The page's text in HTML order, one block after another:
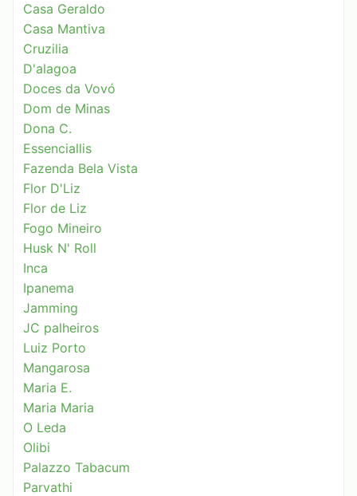
Casa Geraldo
Casa Mantiva
Cruzilia
D'alagoa
Doces da Vovó
Dom de Minas
Dona C.
Essenciallis
Fazenda Bela Vista
Flor D'Liz
Flor de Liz
Fogo Mineiro
Husk N' Roll
Inca
Ipanema
Jamming
JC palheiros
Luiz Porto
Mangarosa
Maria E.
Maria Maria
O Leda
Olibi
Palazzo Tabacum
Parvathi